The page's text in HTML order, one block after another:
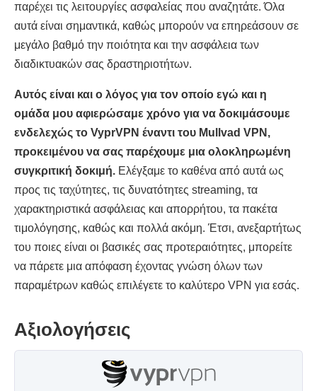
παρέχει τις λειτουργίες ασφαλείας που αναζητάτε. Όλα
αυτά είναι σημαντικά, καθώς μπορούν να επηρεάσουν σε
μεγάλο βαθμό την ποιότητα και την ασφάλεια των
διαδικτυακών σας δραστηριοτήτων.
Αυτός είναι και ο λόγος για τον οποίο εγώ και η
ομάδα μου αφιερώσαμε χρόνο για να δοκιμάσουμε
ενδελεχώς το VyprVPN έναντι του Mullvad VPN,
προκειμένου να σας παρέχουμε μια ολοκληρωμένη
συγκριτική δοκιμή. Ελέγξαμε το καθένα από αυτά ως
προς τις ταχύτητες, τις δυνατότητες streaming, τα
χαρακτηριστικά ασφάλειας και απορρήτου, τα πακέτα
τιμολόγησης, καθώς και πολλά ακόμη. Έτσι, ανεξαρτήτως
του ποιες είναι οι βασικές σας προτεραιότητες, μπορείτε
να πάρετε μια απόφαση έχοντας γνώση όλων των
παραμέτρων καθώς επιλέγετε το καλύτερο VPN για εσάς.
Αξιολογήσεις